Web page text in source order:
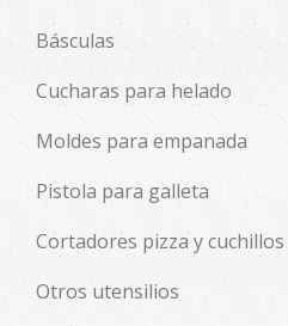
Básculas
Cucharas para helado
Moldes para empanada
Pistola para galleta
Cortadores pizza y cuchillos
Otros utensilios